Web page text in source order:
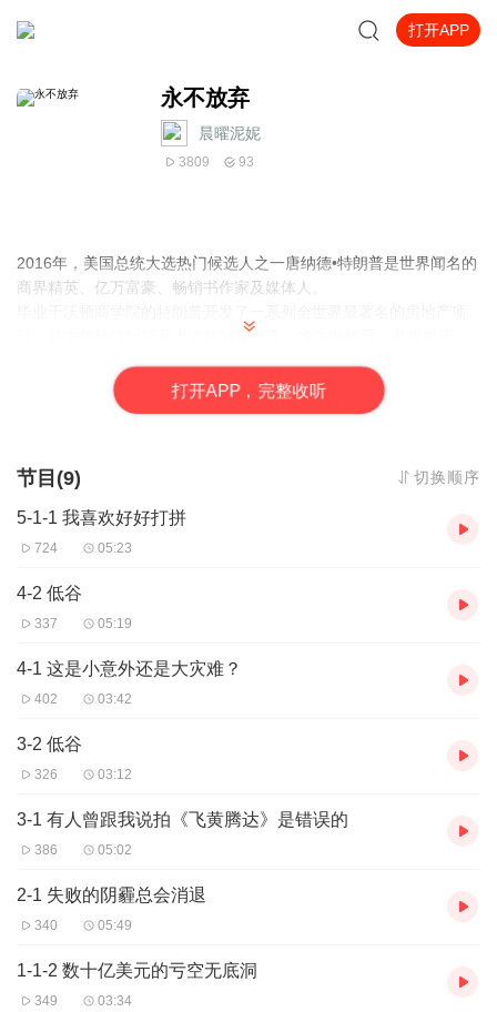
打开APP
永不放弃
晨曜泥妮
3809 93
2016年，美国总统大选热门候选人之一唐纳德•特朗普是世界闻名的
商界精英、亿万富豪、畅销书作家及媒体人。
目，其中包括纽约第五大道特朗普大厦、华尔街40号、君悦饭店、
你赚大钱》，《跟亿万富翁学徒》《如何致富》《交易的艺术》
等，销量已达数百万册。其第一本自传《交易的艺术》是每个生意
起共鸣。
打开APP，完整收听
节目(9) 切换顺序
5-1-1 我喜欢好好打拼
724 05:23
4-2 低谷
337 05:19
4-1 这是小意外还是大灾难？
402 03:42
3-2 低谷
326 03:12
3-1 有人曾跟我说拍《飞黄腾达》是错误的
386 05:02
2-1 失败的阴霾总会消退
340 05:49
1-1-2 数十亿美元的亏空无底洞
349 03:34